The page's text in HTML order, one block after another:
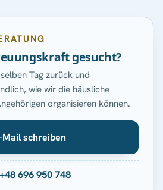
gesucht?
Tag zurück und
wie wir die häusliche
organisieren können.
Mail schreiben
+48 696 950 748